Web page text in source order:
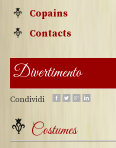
Copains
Contacts
Divertimento
Condividi
Costumes